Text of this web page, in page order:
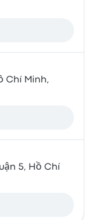
Chí Minh,
5, Hồ Chí